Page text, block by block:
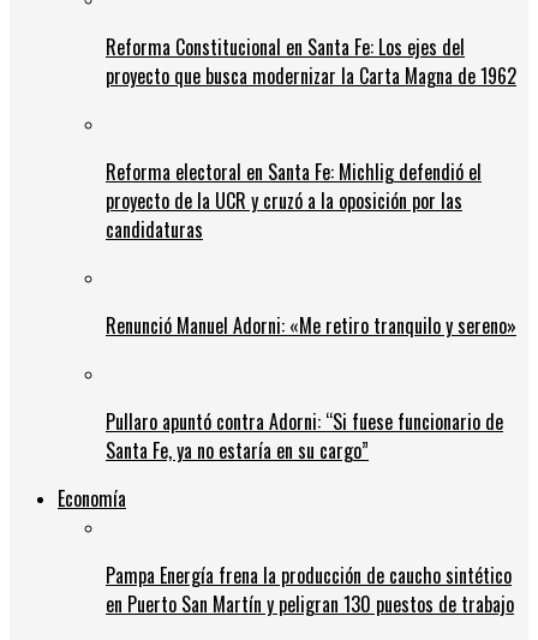
Reforma Constitucional en Santa Fe: Los ejes del
proyecto que busca modernizar la Carta Magna de 1962
Reforma electoral en Santa Fe: Michlig defendió el
proyecto de la UCR y cruzó a la oposición por las
candidaturas
Renunció Manuel Adorni: «Me retiro tranquilo y sereno»
Pullaro apuntó contra Adorni: “Si fuese funcionario de
Santa Fe, ya no estaría en su cargo”
Economía
Pampa Energía frena la producción de caucho sintético
en Puerto San Martín y peligran 130 puestos de trabajo